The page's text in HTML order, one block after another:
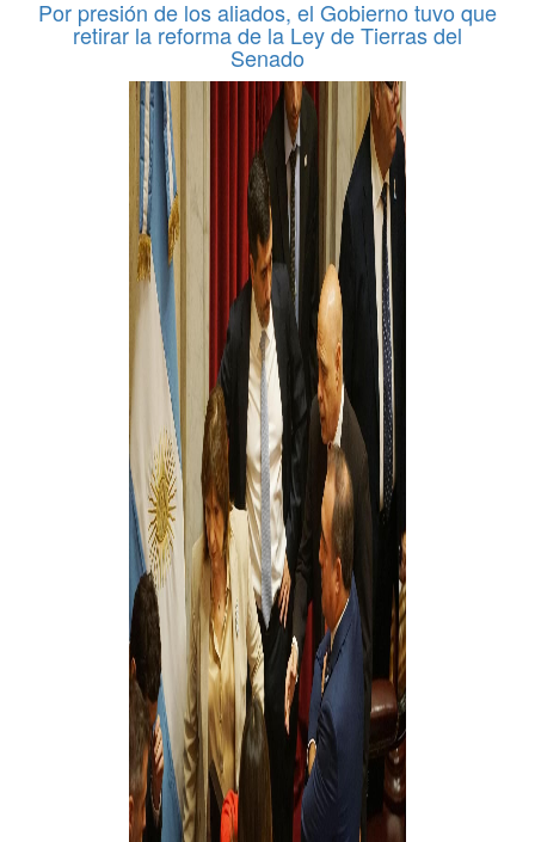
Por presión de los aliados, el Gobierno tuvo que
retirar la reforma de la Ley de Tierras del
Senado